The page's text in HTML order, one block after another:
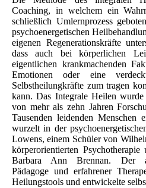
Coaching, in welchem ein
schließlich Umlernprozess
psychoenergetischen
eigenen Regenerationskräfte
dass auch bei körperlichen
eigentlichen krankmachenden
Emotionen oder eine
Selbstheilungkräfte zum tragen
kann. Das Integrale Heilen
von mehr als zehn Jahren
Tausenden leidenden Menschen
wurzelt in der
Lowens, einem Schüler von
körperorientierten
Barbara Ann Brennan. Der
Pädagoge und erfahrener
Heilungstools und entwickelte